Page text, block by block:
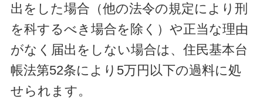
出をした場合（他の法令の規定により刑
を科するべき場合を除く）や正当な理由
がなく届出をしない場合は、住民基本台
帳法第52条により5万円以下の過料に処
せられます。